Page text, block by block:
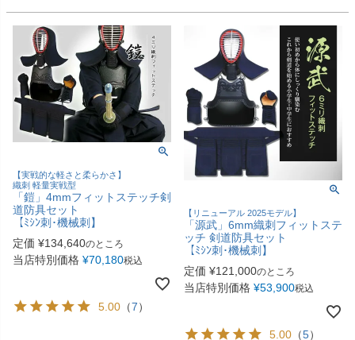
【実戦的な軽さと柔らかさ】
織刺 軽量実戦型
「鎧」4mmフィットステッチ剣
道防具セット
【ﾐｼﾝ刺･機械刺】
定価 ¥134,640のところ
当店特別価格 ¥70,180税込
5.00 （7）
【リニューアル 2025モデル】
「源武」6mm織刺フィットステ
ッチ 剣道防具セット
【ﾐｼﾝ刺･機械刺】
定価 ¥121,000のところ
当店特別価格 ¥53,900税込
5.00 （5）